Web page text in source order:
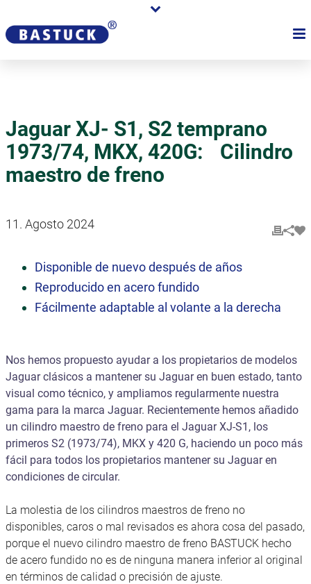
Jaguar XJ- S1, S2 temprano
1973/74, MKX, 420G: Cilindro
maestro de freno
11. Agosto 2024
Disponible de nuevo después de años
Reproducido en acero fundido
Fácilmente adaptable al volante a la derecha
Nos hemos propuesto ayudar a los propietarios de modelos
Jaguar clásicos a mantener su Jaguar en buen estado, tanto
visual como técnico, y ampliamos regularmente nuestra
gama para la marca Jaguar. Recientemente hemos añadido
un cilindro maestro de freno para el Jaguar XJ-S1, los
primeros S2 (1973/74), MKX y 420 G, haciendo un poco más
fácil para todos los propietarios mantener su Jaguar en
condiciones de circular.
La molestia de los cilindros maestros de freno no
disponibles, caros o mal revisados es ahora cosa del pasado,
porque el nuevo cilindro maestro de freno BASTUCK hecho
de acero fundido no es de ninguna manera inferior al original
en términos de calidad o precisión de ajuste.